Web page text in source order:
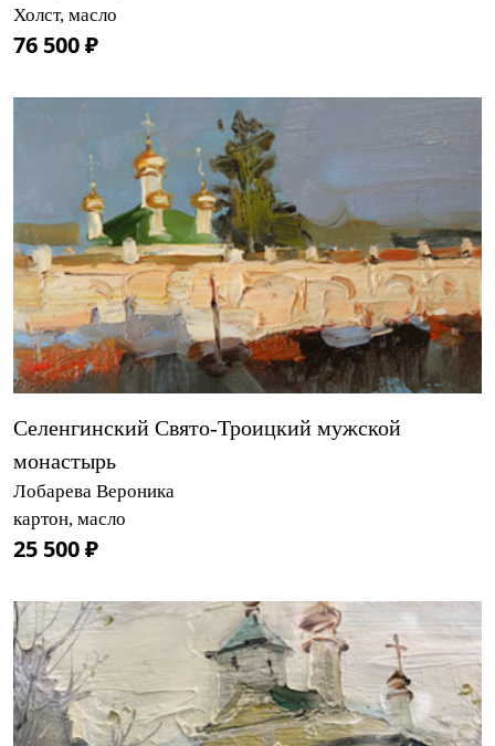
Холст, масло
76 500 ₽
Селенгинский Свято-Троицкий мужской
монастырь
Лобарева Вероника
картон, масло
25 500 ₽